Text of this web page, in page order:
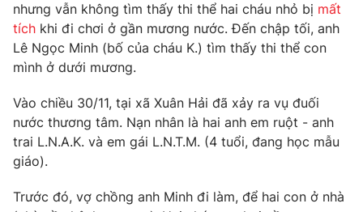
Phim VTV
Hậu trường
Nhân vật
Khán giả
Giải sao mai
Giải trí
Điện ảnh
Sao
Đời sống
Du lịch
Làm đẹp
Chất lượng cuộc sống
Giáo dục
Tuyển sinh
Công nghệ
Hitech Công nghệ tương lai
nhưng vẫn không tìm thấy thi thể hai cháu nhỏ bị mất
tích khi đi chơi ở gần mương nước. Đến chập tối, anh
Lê Ngọc Minh (bố của cháu K.) tìm thấy thi thể con
mình ở dưới mương.
Vào chiều 30/11, tại xã Xuân Hải đã xảy ra vụ đuối
nước thương tâm. Nạn nhân là hai anh em ruột - anh
trai L.N.A.K. và em gái L.N.T.M. (4 tuổi, đang học mẫu
giáo).
Trước đó, vợ chồng anh Minh đi làm, để hai con ở nhà